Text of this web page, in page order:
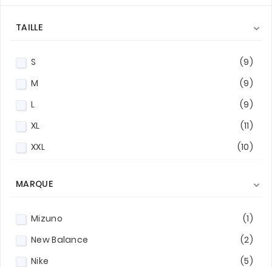
TAILLE 
S
(9)
M
(9)
L
(9)
XL
(11)
XXL
(10)
MARQUE

Mizuno
(1)
New Balance
(2)
Nike
(5)